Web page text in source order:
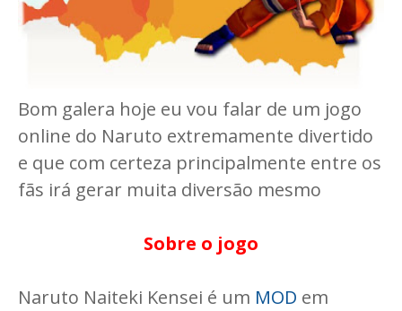
Bom galera hoje eu vou falar de um jogo
online do Naruto extremamente divertido
e que com certeza principalmente entre os
fãs irá gerar muita diversão mesmo
Sobre o jogo
Naruto Naiteki Kensei é um MOD em